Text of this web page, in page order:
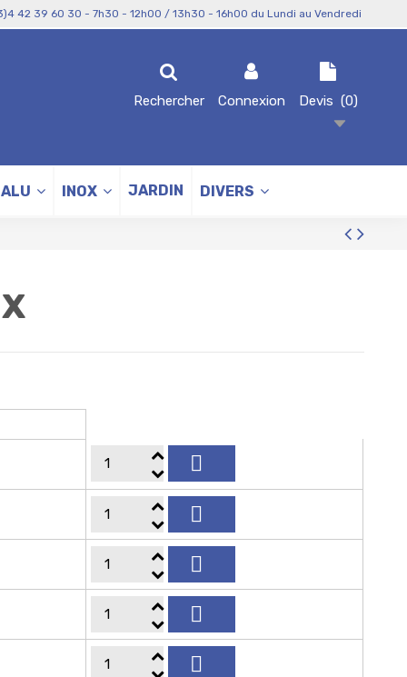
42 39 60 30 - 7h30 - 12h00 / 13h30 - 16h00 du Lundi au Vendredi
Rechercher Connexion Devis (0)
ALU INOX JARDIN DIVERS




